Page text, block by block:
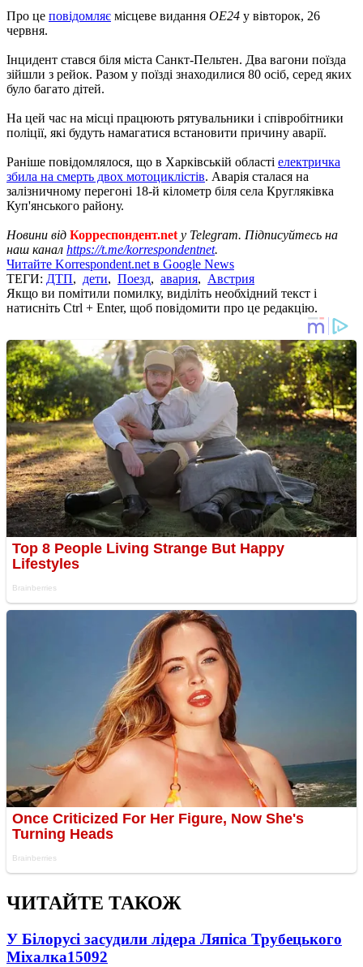
Про це повідомляє місцеве видання OE24 у вівторок, 26
червня.
Інцидент стався біля міста Санкт-Пельтен. Два вагони поїзда
зійшли з рейок. Разом у поїзді знаходилися 80 осіб, серед яких
було багато дітей.
На цей час на місці працюють рятувальники і співробітники
поліції, які будуть намагатися встановити причину аварії.
Раніше повідомлялося, що в Харківській області електричка
збила на смерть двох мотоциклістів. Аварія сталася на
залізничному перегоні 18-й кілометр біля села Кругляківка
Куп'янського району.
Новини від Корреспондент.net у Telegram. Підписуйтесь на
наш канал https://t.me/korrespondentnet.
Читайте Korrespondent.net в Google News
ТЕГИ: ДТП, дети, Поезд, авария, Австрия
Якщо ви помітили помилку, виділіть необхідний текст і
натисніть Ctrl + Enter, щоб повідомити про це редакцію.
ЧИТАЙТЕ ТАКОЖ
У Білорусі засудили лідера Ляпіса Трубецького
Міхалка15092